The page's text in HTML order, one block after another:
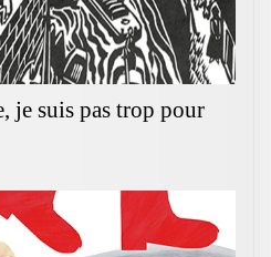
je suis pas trop pour